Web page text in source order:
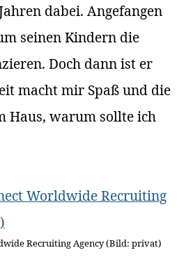
dabei. Angefangen
seinen Kindern die
Doch dann ist er
macht mir Spaß und die
Haus, warum sollte ich
Recruiting Agency (Bild: privat)